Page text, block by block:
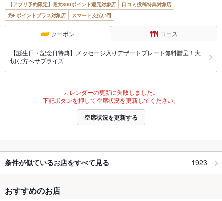
【アプリ予約限定】最大800ポイント還元対象店
口コミ投稿特典対象店
ポイントプラス対象店
スマート支払い可
クーポン コース
【誕生日・記念日特典】メッセージ入りデザートプレート無料贈呈！大
切な方へサプライズ
カレンダーの更新に失敗しました。
下記ボタンを押して空席状況を更新してください。
空席状況を更新する
条件が似ているお店をすべて見る 1923
おすすめのお店